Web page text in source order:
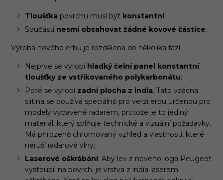
Tloušťka povrchu musí být konstantní;
Součásti nesmí obsahovat žádné kovové částice.
Výroba nového erbu je rozdělena do několika fází:
Nejprve se vyrobí hladký čelní panel konstantní
tloušťky ze vstřikovaného polykarbonátu;
Poté se vyrobí zadní plocha z india. Tato vzácná
slitina se používá speciálně pro verzi erbu určenou pro
modely vybavené radarem, protože je to jediný
materiál, který splňuje technické a vizuální požadavky.
Má přirozeně chromovaný vzhled a vlastnosti, které
neruší radarové vlny;
Laserové oškrábání: Aby lev z nového loga Peugeot
vystoupil na povrch, je vrstva z india laserem